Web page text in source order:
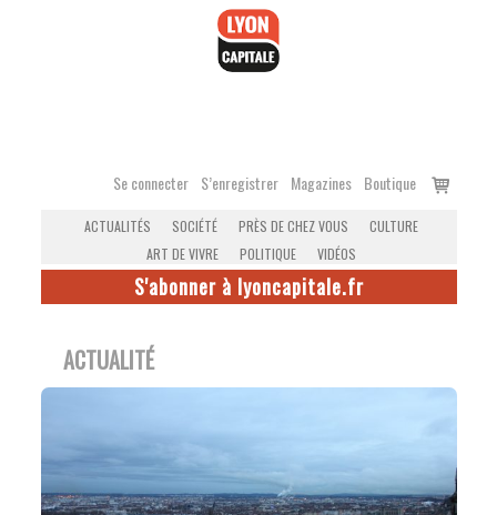
Se connecter S’enregistrer Magazines Boutique
Voir
ACTUALITÉS SOCIÉTÉ PRÈS DE CHEZ VOUS
CULTURE
ART DE VIVRE
POLITIQUE VIDÉOS
S'abonner à lyoncapitale.fr
ACTUALITÉ